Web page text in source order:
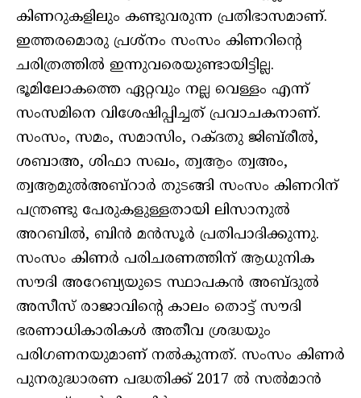
കിണറുകളിലും കണ്ടുവരുന്ന പ്രതിഭാസമാണ്.
ഇത്തരമൊരു പ്രശ്‌നം സംസം കിണറിന്റെ
ചരിത്രത്തില്‍ ഇന്നുവരെയുണ്ടായിട്ടില്ല.
ഭൂമിലോകത്തെ ഏറ്റവും നല്ല വെള്ളം എന്ന്
സംസമിനെ വിശേഷിപ്പിച്ചത് പ്രവാചകനാണ്.
സംസം, സമം, സമാസിം, റക്ദതു ജിബ്‌രീല്‍,
ശബാഅ, ശിഫാ സഖം, ത്വആം ത്വഅം,
ത്വആമുല്‍അബ്‌റാര്‍ തുടങ്ങി സംസം കിണറിന്
പന്ത്രണ്ടു പേരുകളുള്ളതായി ലിസാനുല്‍
അറബില്‍, ബിന്‍ മന്‍സൂര്‍ പ്രതിപാദിക്കുന്നു.
സംസം കിണര്‍ പരിചരണത്തിന് ആധുനിക
സൗദി അറേബ്യയുടെ സ്ഥാപകന്‍ അബ്ദുല്‍
അസീസ് രാജാവിന്റെ കാലം തൊട്ട് സൗദി
ഭരണാധികാരികള്‍ അതീവ ശ്രദ്ധയും
പരിഗണനയുമാണ് നല്‍കുന്നത്. സംസം കിണര്‍
പുനരുദ്ധാരണ പദ്ധതിക്ക് 2017 ല്‍ സല്‍മാന്‍